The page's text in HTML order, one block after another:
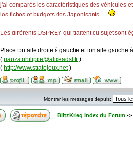
j'ai comparés les caractéristiques des véhicules
les fiches et budgets des Japonisants.....
Les différents OSPREY qui traitent du sujet sont
Place ton aile droite à gauche et ton aile gauche
( pauzatphilippe@aliceadsl.fr )
( http://www.stratejeux.net)
Montrer les messages depuis:
BlitzKrieg Index du Forum->